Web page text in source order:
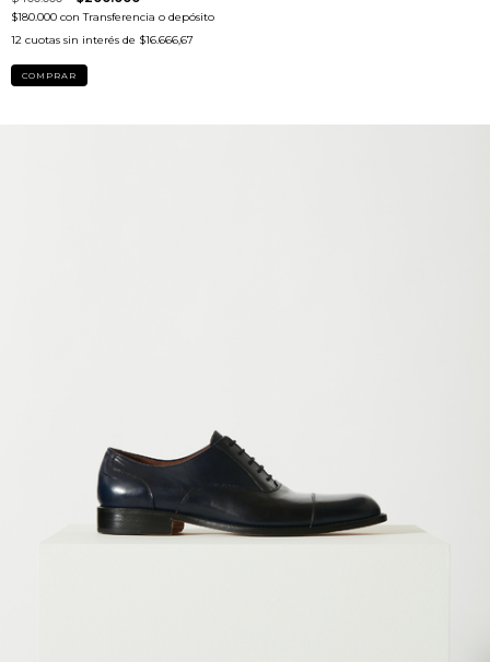
$180.000 con Transferencia o depósito
12 cuotas sin interés de $16.666,67
COMPRAR